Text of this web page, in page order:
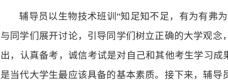
辅导员以生物技术班训 “知足知不足，有为有弗
与同学们展开讨论，引导同学们树立正确的大学观
出，认真备考，诚信考试是对自己和其他考生学习
是当代大学生最应该具备的基本素质。接下来，辅